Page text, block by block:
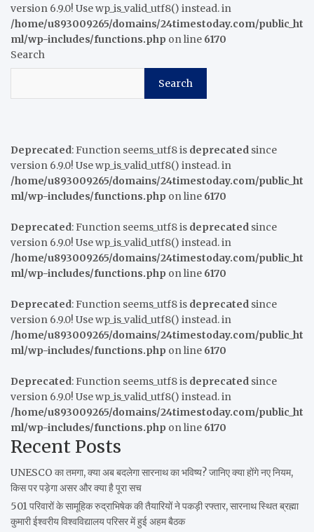
version 6.9.0! Use wp_is_valid_utf8() instead. in
/home/u893009265/domains/24timestoday.com/public_ht
ml/wp-includes/functions.php on line 6170
Search
Search
Deprecated: Function seems_utf8 is deprecated since
version 6.9.0! Use wp_is_valid_utf8() instead. in
/home/u893009265/domains/24timestoday.com/public_ht
ml/wp-includes/functions.php on line 6170
Deprecated: Function seems_utf8 is deprecated since
version 6.9.0! Use wp_is_valid_utf8() instead. in
/home/u893009265/domains/24timestoday.com/public_ht
ml/wp-includes/functions.php on line 6170
Deprecated: Function seems_utf8 is deprecated since
version 6.9.0! Use wp_is_valid_utf8() instead. in
/home/u893009265/domains/24timestoday.com/public_ht
ml/wp-includes/functions.php on line 6170
Deprecated: Function seems_utf8 is deprecated since
version 6.9.0! Use wp_is_valid_utf8() instead. in
/home/u893009265/domains/24timestoday.com/public_ht
ml/wp-includes/functions.php on line 6170
Recent Posts
UNESCO का तमगा, क्या अब बदलेगा सारनाथ का भविष्य? जानिए क्या होंगे नए नियम,
किस पर पड़ेगा असर और क्या है पूरा सच
501 परिवारों के सामूहिक रुद्राभिषेक की तैयारियों ने पकड़ी रफ्तार, सारनाथ स्थित ब्रह्मा
कुमारी ईश्वरीय विश्वविद्यालय परिसर में हुई अहम बैठक